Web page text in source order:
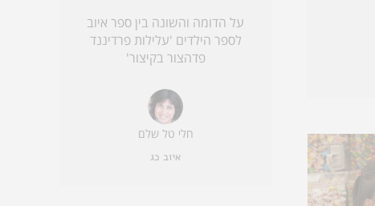
על הדומה והשונה בין ספר איוב
לספר הילדים 'עלילות פרדיננד
פדהצור בקיצור'
חלי טל שלם
איוב כג